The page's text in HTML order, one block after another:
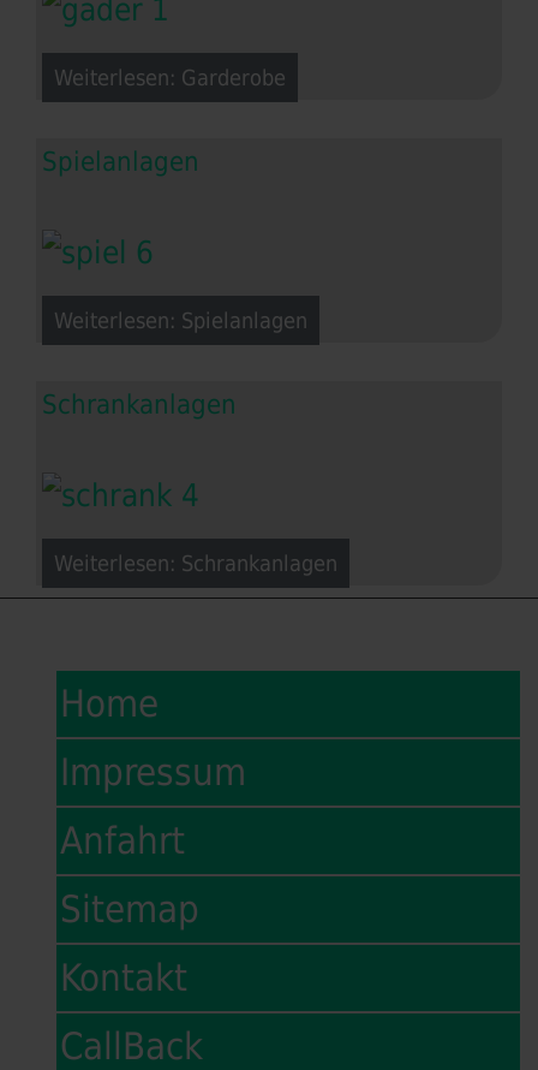
Weiterlesen: Garderobe
Spielanlagen
Weiterlesen: Spielanlagen
Schrankanlagen
Weiterlesen: Schrankanlagen
Home
Impressum
Anfahrt
Sitemap
Kontakt
CallBack